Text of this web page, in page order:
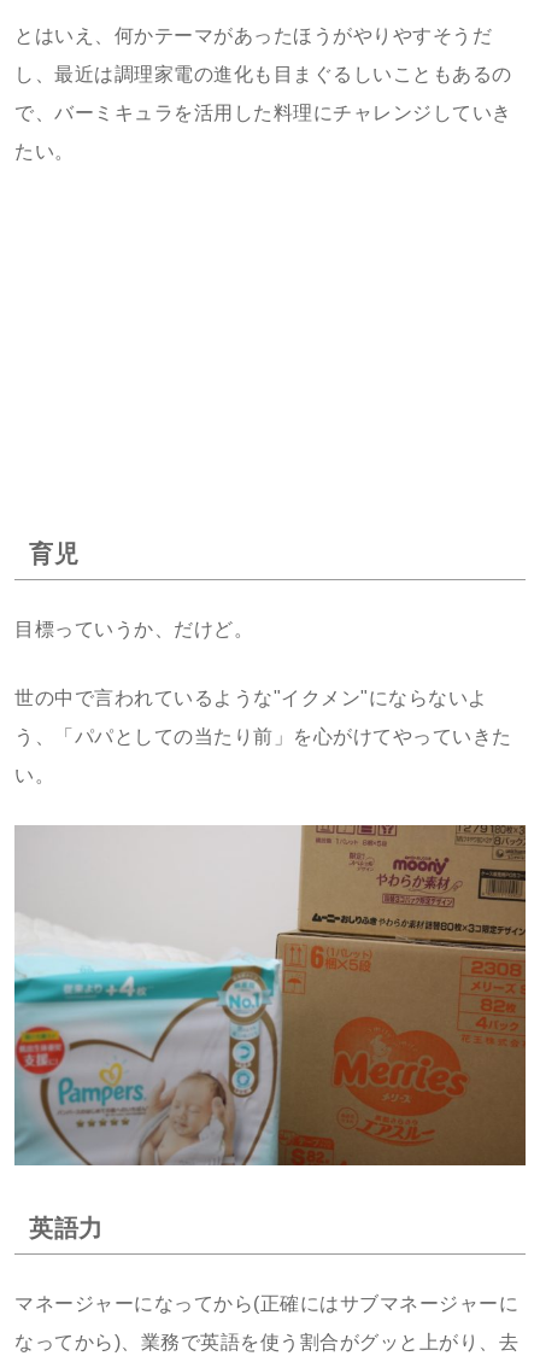
とはいえ、何かテーマがあったほうがやりやすそうだ
し、最近は調理家電の進化も目まぐるしいこともあるの
で、バーミキュラを活用した料理にチャレンジしていき
たい。
育児
目標っていうか、だけど。
世の中で言われているような"イクメン"にならないよ
う、「パパとしての当たり前」を心がけてやっていきた
い。
英語力
マネージャーになってから(正確にはサブマネージャーに
なってから)、業務で英語を使う割合がグッと上がり、去